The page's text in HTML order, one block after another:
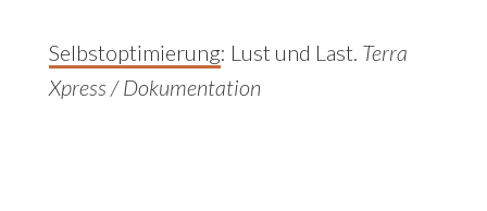
Selbstoptimierung: Lust und Last. Terra
Xpress / Dokumentation